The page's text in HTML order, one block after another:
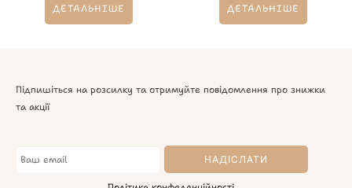
ДЕТАЛЬНІШЕ ДЕТАЛЬНІШЕ
Підпишіться на розсилку та отримуйте повідомлення про знижки
та акції